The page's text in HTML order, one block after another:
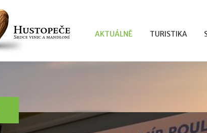
AKTUÁLNĚ TURISTIKA